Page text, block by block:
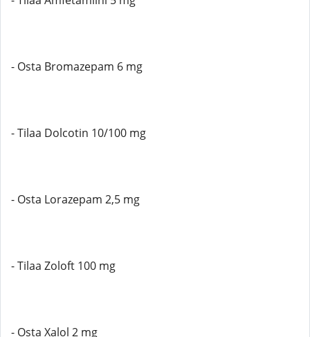
- Osta Bromazepam 6 mg
- Tilaa Dolcotin 10/100 mg
- Osta Lorazepam 2,5 mg
- Tilaa Zoloft 100 mg
- Osta Xalol 2 mg